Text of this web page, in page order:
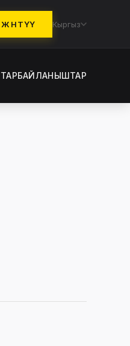
Кыргыз
БАЙЛАНЫШТАР